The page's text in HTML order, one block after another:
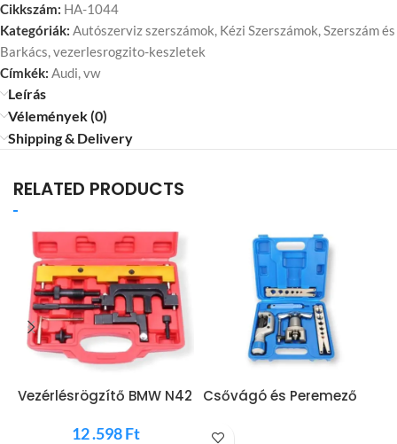
Cikkszám: HA-1044
Kategóriák: Autószerviz szerszámok, Kézi Szerszámok,Szerszám és
Barkács,vezerlesrogzito-keszletek
Címkék: Audi,vw
Leírás
Vélemények (0)
Shipping & Delivery
RELATED PRODUCTS
Vezérlésrögzítő BMW N42
12 .598Ft
Csővágó és Peremező
5in1 Precíz minőség